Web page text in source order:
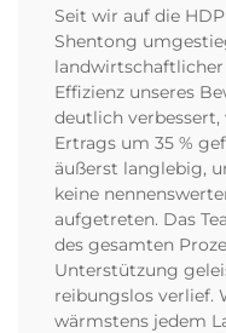
Seit wir auf die
Shentong
Effizienz unseres
deutlich verbessert,
Ertrags um 35 %
äußerst langlebig,
keine
aufgetreten. Das
des gesamten
Unterstützung
reibungslos verlief.
wärmstens jedem